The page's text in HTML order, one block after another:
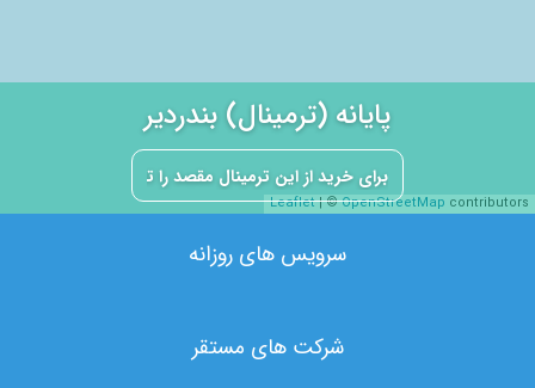
Leaflet| ©OpenStreetMap contributors
پایانه (ترمینال) بندردیر
سرویس های روزانه
شرکت های مستقر